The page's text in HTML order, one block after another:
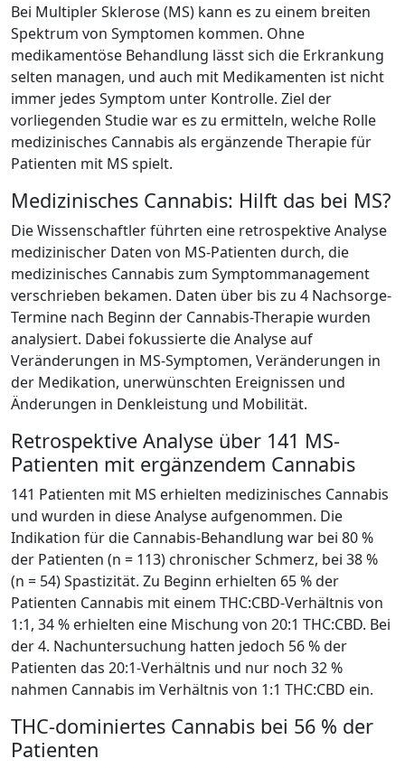
Bei Multipler Sklerose (MS) kann es zu einem breiten
Spektrum von Symptomen kommen. Ohne
medikamentöse Behandlung lässt sich die Erkrankung
selten managen, und auch mit Medikamenten ist nicht
immer jedes Symptom unter Kontrolle. Ziel der
vorliegenden Studie war es zu ermitteln, welche Rolle
medizinisches Cannabis als ergänzende Therapie für
Patienten mit MS spielt.
Medizinisches Cannabis: Hilft das bei MS?
Die Wissenschaftler führten eine retrospektive Analyse
medizinischer Daten von MS-Patienten durch, die
medizinisches Cannabis zum Symptommanagement
verschrieben bekamen. Daten über bis zu 4 Nachsorge-
Termine nach Beginn der Cannabis-Therapie wurden
analysiert. Dabei fokussierte die Analyse auf
Veränderungen in MS-Symptomen, Veränderungen in
der Medikation, unerwünschten Ereignissen und
Änderungen in Denkleistung und Mobilität.
Retrospektive Analyse über 141 MS-
Patienten mit ergänzendem Cannabis
141 Patienten mit MS erhielten medizinisches Cannabis
und wurden in diese Analyse aufgenommen. Die
Indikation für die Cannabis-Behandlung war bei 80 %
der Patienten (n = 113) chronischer Schmerz, bei 38 %
(n = 54) Spastizität. Zu Beginn erhielten 65 % der
Patienten Cannabis mit einem THC:CBD-Verhältnis von
1:1, 34 % erhielten eine Mischung von 20:1 THC:CBD. Bei
der 4. Nachuntersuchung hatten jedoch 56 % der
Patienten das 20:1-Verhältnis und nur noch 32 %
nahmen Cannabis im Verhältnis von 1:1 THC:CBD ein.
THC-dominiertes Cannabis bei 56 % der
Patienten